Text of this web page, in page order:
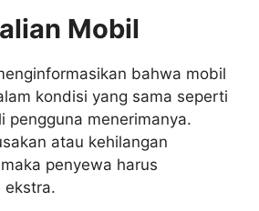
Mobil
bahwa mobil
kondisi yang sama seperti
pengguna menerimanya.
atau kehilangan
penyewa harus
ekstra.